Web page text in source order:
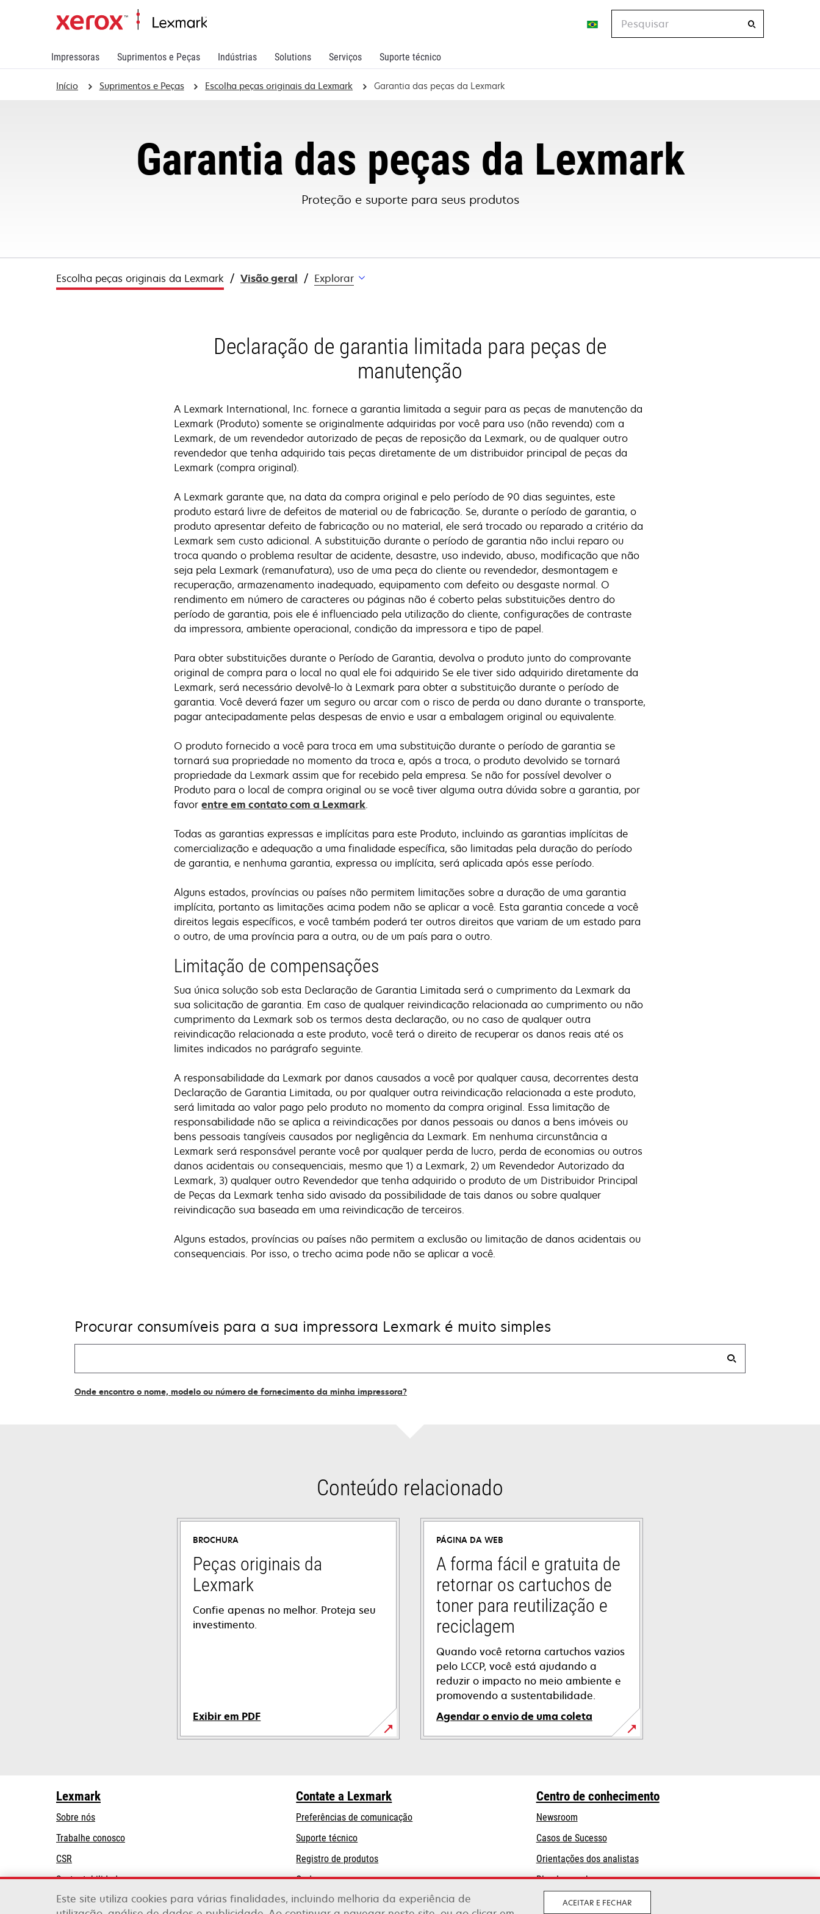
Impressoras Suprimentos e Peças Indústrias Solutions Serviços Suporte técnico
Início Suprimentos e Peças Escolha peças originais da Lexmark Garantia das peças da Lexmark
Garantia das peças da Lexmark
Proteção e suporte para seus produtos
Escolha peças originais da Lexmark Visão geral Explorar
Declaração de garantia limitada para peças de
manutenção
A Lexmark International, Inc. fornece a garantia limitada a seguir para as peças de manutenção da
Lexmark (Produto) somente se originalmente adquiridas por você para uso (não revenda) com a
Lexmark, de um revendedor autorizado de peças de reposição da Lexmark, ou de qualquer outro
revendedor que tenha adquirido tais peças diretamente de um distribuidor principal de peças da
Lexmark (compra original).
A Lexmark garante que, na data da compra original e pelo período de 90 dias seguintes, este
produto estará livre de defeitos de material ou de fabricação. Se, durante o período de garantia, o
produto apresentar defeito de fabricação ou no material, ele será trocado ou reparado a critério da
Lexmark sem custo adicional. A substituição durante o período de garantia não inclui reparo ou
troca quando o problema resultar de acidente, desastre, uso indevido, abuso, modificação que não
seja pela Lexmark (remanufatura), uso de uma peça do cliente ou revendedor, desmontagem e
recuperação, armazenamento inadequado, equipamento com defeito ou desgaste normal. O
rendimento em número de caracteres ou páginas não é coberto pelas substituições dentro do
período de garantia, pois ele é influenciado pela utilização do cliente, configurações de contraste
da impressora, ambiente operacional, condição da impressora e tipo de papel.
Para obter substituições durante o Período de Garantia, devolva o produto junto do comprovante
original de compra para o local no qual ele foi adquirido Se ele tiver sido adquirido diretamente da
Lexmark, será necessário devolvê-lo à Lexmark para obter a substituição durante o período de
garantia. Você deverá fazer um seguro ou arcar com o risco de perda ou dano durante o transporte,
pagar antecipadamente pelas despesas de envio e usar a embalagem original ou equivalente.
O produto fornecido a você para troca em uma substituição durante o período de garantia se
tornará sua propriedade no momento da troca e, após a troca, o produto devolvido se tornará
propriedade da Lexmark assim que for recebido pela empresa. Se não for possível devolver o
Produto para o local de compra original ou se você tiver alguma outra dúvida sobre a garantia, por
favorentre em contato com a Lexmark.
Todas as garantias expressas e implícitas para este Produto, incluindo as garantias implícitas de
comercialização e adequação a uma finalidade específica, são limitadas pela duração do período
de garantia, e nenhuma garantia, expressa ou implícita, será aplicada após esse período.
Alguns estados, províncias ou países não permitem limitações sobre a duração de uma garantia
implícita, portanto as limitações acima podem não se aplicar a você. Esta garantia concede a você
direitos legais específicos, e você também poderá ter outros direitos que variam de um estado para
o outro, de uma província para a outra, ou de um país para o outro.
Limitação de compensações
Sua única solução sob esta Declaração de Garantia Limitada será o cumprimento da Lexmark da
sua solicitação de garantia. Em caso de qualquer reivindicação relacionada ao cumprimento ou não
cumprimento da Lexmark sob os termos desta declaração, ou no caso de qualquer outra
reivindicação relacionada a este produto, você terá o direito de recuperar os danos reais até os
limites indicados no parágrafo seguinte.
A responsabilidade da Lexmark por danos causados a você por qualquer causa, decorrentes desta
Declaração de Garantia Limitada, ou por qualquer outra reivindicação relacionada a este produto,
será limitada ao valor pago pelo produto no momento da compra original. Essa limitação de
responsabilidade não se aplica a reivindicações por danos pessoais ou danos a bens imóveis ou
bens pessoais tangíveis causados por negligência da Lexmark. Em nenhuma circunstância a
Lexmark será responsável perante você por qualquer perda de lucro, perda de economias ou outros
danos acidentais ou consequenciais, mesmo que 1) a Lexmark, 2) um Revendedor Autorizado da
Lexmark, 3) qualquer outro Revendedor que tenha adquirido o produto de um Distribuidor Principal
de Peças da Lexmark tenha sido avisado da possibilidade de tais danos ou sobre qualquer
reivindicação sua baseada em uma reivindicação de terceiros.
Alguns estados, províncias ou países não permitem a exclusão ou limitação de danos acidentais ou
consequenciais. Por isso, o trecho acima pode não se aplicar a você.
Procurar consumíveis para a sua impressora Lexmark é muito simples
Onde encontro o nome, modelo ou número de fornecimento da minha impressora?
Conteúdo relacionado
BROCHURA
Peças originais da
Lexmark
Confie apenas no melhor. Proteja seu
investimento.
Exibir em PDF
abre
PÁGINA DA WEB
A forma fácil e gratuita de
retornar os cartuchos de
toner para reutilização e
reciclagem
Quando você retorna cartuchos vazios
pelo LCCP, você está ajudando a
reduzir o impacto no meio ambiente e
promovendo a sustentabilidade.
Agendar o envio de uma coleta
abre
Lexmark
Sobre nós
Trabalhe conosco
CSR
Sustentabilidade
Parceiros Lexmark
Contate a Lexmark
Preferências de comunicação
Suporte técnicoabre
em
uma
nova
guia
Registro de produtos
Onde comprar
Centro de conhecimento
Newsroom
Casos de Sucesso
Orientações dos analistas
Blog Lexmark
Este site utiliza cookies para várias finalidades, incluindo melhoria da experiência de
ACEITAR E FECHAR